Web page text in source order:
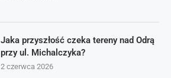
Jaka przyszłość czeka tereny nad Odrą
przy ul. Michalczyka?
2 czerwca 2026